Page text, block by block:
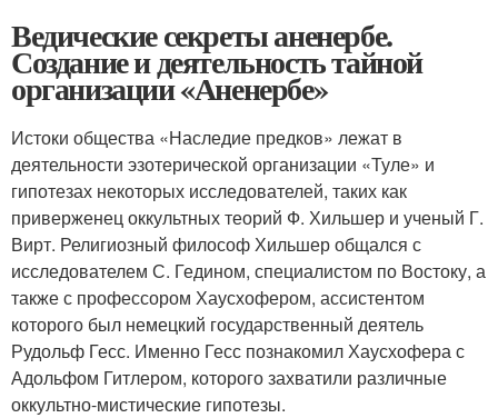
Ведические секреты аненербе.
Создание и деятельность тайной
организации «Аненербе»
Истоки общества «Наследие предков» лежат в
деятельности эзотерической организации «Туле» и
гипотезах некоторых исследователей, таких как
приверженец оккультных теорий Ф. Хильшер и ученый Г.
Вирт. Религиозный философ Хильшер общался с
исследователем С. Гедином, специалистом по Востоку, а
также с профессором Хаусхофером, ассистентом
которого был немецкий государственный деятель
Рудольф Гесс. Именно Гесс познакомил Хаусхофера с
Адольфом Гитлером, которого захватили различные
оккультно-мистические гипотезы.